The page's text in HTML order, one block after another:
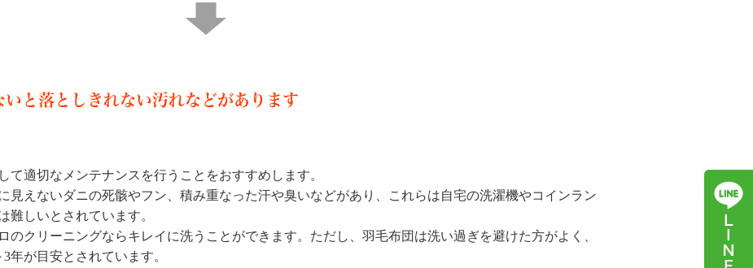
いと落としきれない汚れなどがあります
て適切なメンテナンスを行うことをおすすめします。
見えないダニの死骸やフン、積み重なった汗や臭いなどがあり、これらは自宅の洗濯機やコインラン
難しいとされています。
のクリーニングならキレイに洗うことができます。ただし、羽毛布団は洗い過ぎを避けた方がよく、
年が目安とされています。